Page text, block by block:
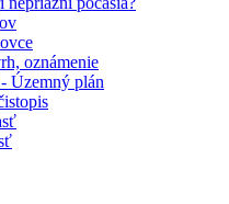
oznámenie
Územný plán